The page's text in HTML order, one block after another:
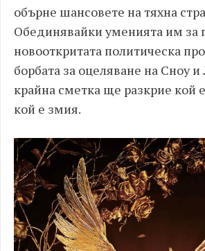
обърне шансовете на тяхна
Обединявайки уменията им за
новооткритата политическа
борбата за оцеляване на Сноу и
крайна сметка ще разкрие кой
кой е змия.